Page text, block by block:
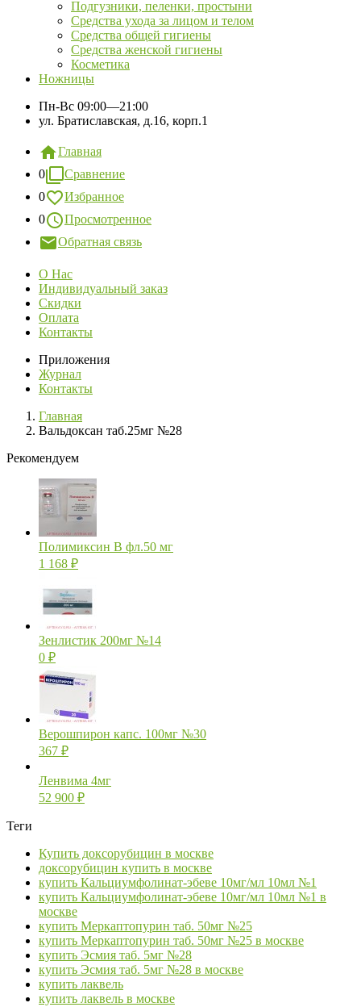
Подгузники, пеленки, простыни
Средства ухода за лицом и телом
Средства общей гигиены
Средства женской гигиены
Косметика
Ножницы
Пн-Вс 09:00—21:00
ул. Братиславская, д.16, корп.1
Главная
0
Сравнение
0
Избранное
0
Просмотренное
Обратная связь
О Нас
Индивидуальный заказ
Скидки
Оплата
Контакты
Приложения
Журнал
Контакты
Главная
Вальдоксан таб.25мг №28
Рекомендуем
Полимиксин В фл.50 мг
1 168 ₽
Зенлистик 200мг №14
0 ₽
Верошпирон капс. 100мг №30
367 ₽
Ленвима 4мг
52 900 ₽
Теги
Купить доксорубицин в москве
доксорубицин купить в москве
купить Кальциумфолинат-эбеве 10мг/мл 10мл №1
купить Кальциумфолинат-эбеве 10мг/мл 10мл №1 в
москве
купить Меркаптопурин таб. 50мг №25
купить Меркаптопурин таб. 50мг №25 в москве
купить Эсмия таб. 5мг №28
купить Эсмия таб. 5мг №28 в москве
купить лаквель
купить лаквель в москве